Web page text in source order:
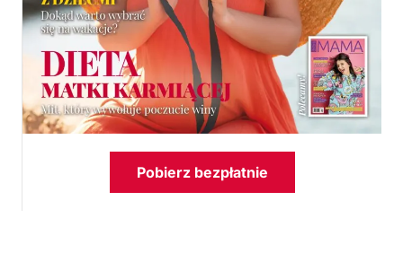
Pobierz bezpłatnie